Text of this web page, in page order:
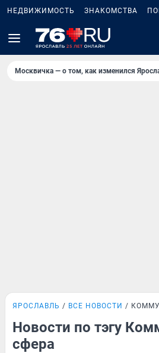
НЕДВИЖИМОСТЬ ЗНАКОМСТВА
Москвичка — о том, как изменился
ЯРОСЛАВЛЬ ВСЕ НОВОСТИ
Новости по тэгу
сфера